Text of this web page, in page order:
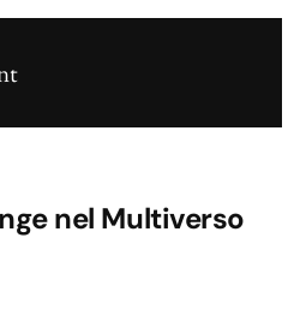
nel Multiverso